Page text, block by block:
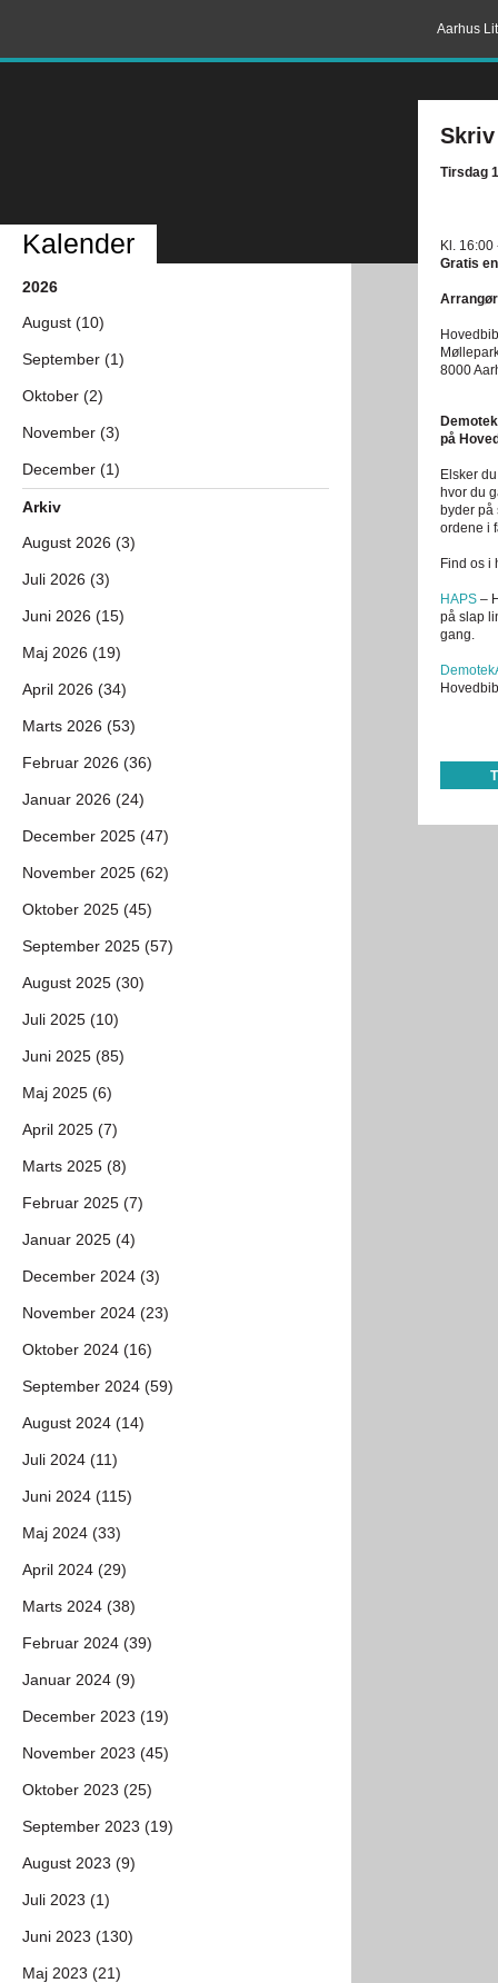
Aarhus
Tirsdag
Kl. 16:00
Gratis
8000
på
Elsker
hvor du
byder på
ordene i
Find os i
HAPS –
på slap
gang.
Kalender
2026
August (10)
September (1)
Oktober (2)
November (3)
December (1)
Arkiv
August 2026 (3)
Juli 2026 (3)
Juni 2026 (15)
Maj 2026 (19)
April 2026 (34)
Marts 2026 (53)
Februar 2026 (36)
Januar 2026 (24)
December 2025 (47)
November 2025 (62)
Oktober 2025 (45)
September 2025 (57)
August 2025 (30)
Juli 2025 (10)
Juni 2025 (85)
Maj 2025 (6)
April 2025 (7)
Marts 2025 (8)
Februar 2025 (7)
Januar 2025 (4)
December 2024 (3)
November 2024 (23)
Oktober 2024 (16)
September 2024 (59)
August 2024 (14)
Juli 2024 (11)
Juni 2024 (115)
Maj 2024 (33)
April 2024 (29)
Marts 2024 (38)
Februar 2024 (39)
Januar 2024 (9)
December 2023 (19)
November 2023 (45)
Oktober 2023 (25)
September 2023 (19)
August 2023 (9)
Juli 2023 (1)
Juni 2023 (130)
Maj 2023 (21)